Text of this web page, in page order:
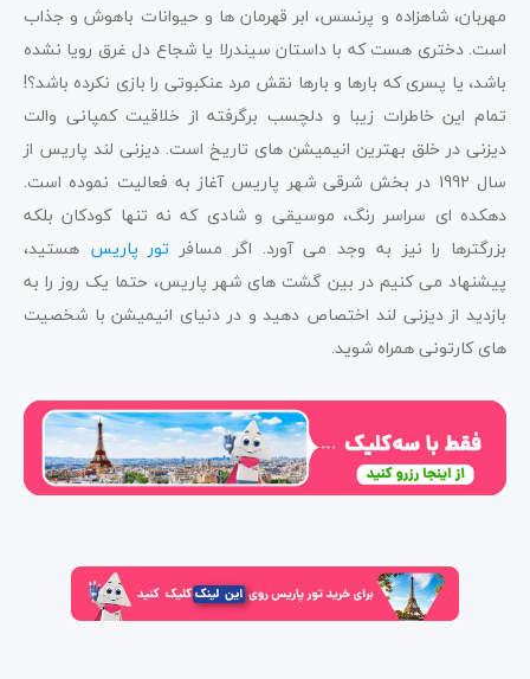
مهربان، شاهزاده و پرنسس، ابر قهرمان ها و حیوانات باهوش و جذاب
است. دختری هست که با داستان سیندرلا یا شجاع دل غرق رویا نشده
باشد، یا پسری که بارها و بارها نقش مرد عنکبوتی را بازی نکرده باشد؟!
تمام این خاطرات زیبا و دلچسب برگرفته از خلاقیت کمپانی والت
دیزنی در خلق بهترین انیمیشن های تاریخ است. دیزنی لند پاریس از
سال 1992 در بخش شرقی شهر پاریس آغاز به فعالیت نموده است.
دهکده ای سراسر رنگ، موسیقی و شادی که نه تنها کودکان بلکه
بزرگترها را نیز به وجد می آورد. اگر مسافر تور پاریس هستید،
پیشنهاد می کنیم در بین گشت های شهر پاریس، حتما یک روز را به
بازدید از دیزنی لند اختصاص دهید و در دنیای انیمیشن با شخصیت
های کارتونی همراه شوید.